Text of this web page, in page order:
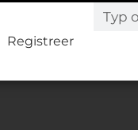
Registreer